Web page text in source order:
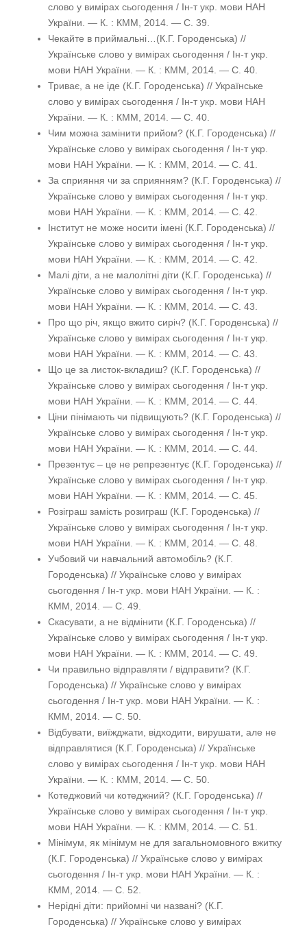
слово у вимірах сьогодення / Ін-т укр. мови НАН
України. — К. : КММ, 2014. — С. 39.
Чекайте в приймальні…(К.Г. Городенська) //
Українське слово у вимірах сьогодення / Ін-т укр.
мови НАН України. — К. : КММ, 2014. — С. 40.
Триває, а не іде (К.Г. Городенська) // Українське
слово у вимірах сьогодення / Ін-т укр. мови НАН
України. — К. : КММ, 2014. — С. 40.
Чим можна замінити прийом? (К.Г. Городенська) //
Українське слово у вимірах сьогодення / Ін-т укр.
мови НАН України. — К. : КММ, 2014. — С. 41.
За сприяння чи за сприянням? (К.Г. Городенська) //
Українське слово у вимірах сьогодення / Ін-т укр.
мови НАН України. — К. : КММ, 2014. — С. 42.
Інститут не може носити імені (К.Г. Городенська) //
Українське слово у вимірах сьогодення / Ін-т укр.
мови НАН України. — К. : КММ, 2014. — С. 42.
Малі діти, а не малолітні діти (К.Г. Городенська) //
Українське слово у вимірах сьогодення / Ін-т укр.
мови НАН України. — К. : КММ, 2014. — С. 43.
Про що річ, якщо вжито сиріч? (К.Г. Городенська) //
Українське слово у вимірах сьогодення / Ін-т укр.
мови НАН України. — К. : КММ, 2014. — С. 43.
Що це за листок-вкладиш? (К.Г. Городенська) //
Українське слово у вимірах сьогодення / Ін-т укр.
мови НАН України. — К. : КММ, 2014. — С. 44.
Ціни пінімають чи підвищують? (К.Г. Городенська) //
Українське слово у вимірах сьогодення / Ін-т укр.
мови НАН України. — К. : КММ, 2014. — С. 44.
Презентує – це не репрезентує (К.Г. Городенська) //
Українське слово у вимірах сьогодення / Ін-т укр.
мови НАН України. — К. : КММ, 2014. — С. 45.
Розіграш замість розиграш (К.Г. Городенська) //
Українське слово у вимірах сьогодення / Ін-т укр.
мови НАН України. — К. : КММ, 2014. — С. 48.
Учбовий чи навчальний автомобіль? (К.Г.
Городенська) // Українське слово у вимірах
сьогодення / Ін-т укр. мови НАН України. — К. :
КММ, 2014. — С. 49.
Скасувати, а не відмінити (К.Г. Городенська) //
Українське слово у вимірах сьогодення / Ін-т укр.
мови НАН України. — К. : КММ, 2014. — С. 49.
Чи правильно відправляти / відправити? (К.Г.
Городенська) // Українське слово у вимірах
сьогодення / Ін-т укр. мови НАН України. — К. :
КММ, 2014. — С. 50.
Відбувати, виїжджати, відходити, вирушати, але не
відправлятися (К.Г. Городенська) // Українське
слово у вимірах сьогодення / Ін-т укр. мови НАН
України. — К. : КММ, 2014. — С. 50.
Котеджовий чи котеджний? (К.Г. Городенська) //
Українське слово у вимірах сьогодення / Ін-т укр.
мови НАН України. — К. : КММ, 2014. — С. 51.
Мінімум, як мінімум не для загальномовного вжитку
(К.Г. Городенська) // Українське слово у вимірах
сьогодення / Ін-т укр. мови НАН України. — К. :
КММ, 2014. — С. 52.
Нерідні діти: прийомні чи названі? (К.Г.
Городенська) // Українське слово у вимірах